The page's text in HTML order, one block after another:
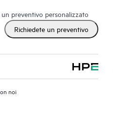
preventivo personalizzato
Richiedete un preventivo
noi